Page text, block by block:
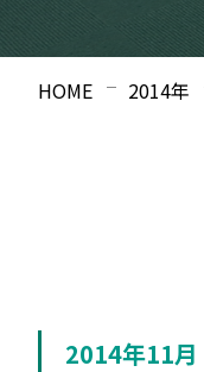
HOME 2014年
2014年11月